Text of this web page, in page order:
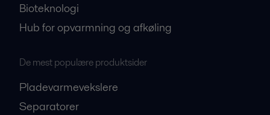
Bioteknologi
Hub for opvarmning og afkøling
De mest populære produktsider
Pladevarmevekslere
Separatorer